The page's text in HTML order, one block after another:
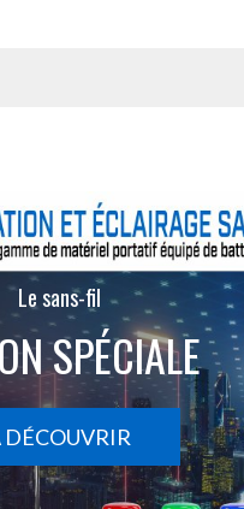
Le sans-fil
SPÉCIALE
DÉCOUVRIR